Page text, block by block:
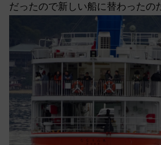
だったので新しい船に替わったの